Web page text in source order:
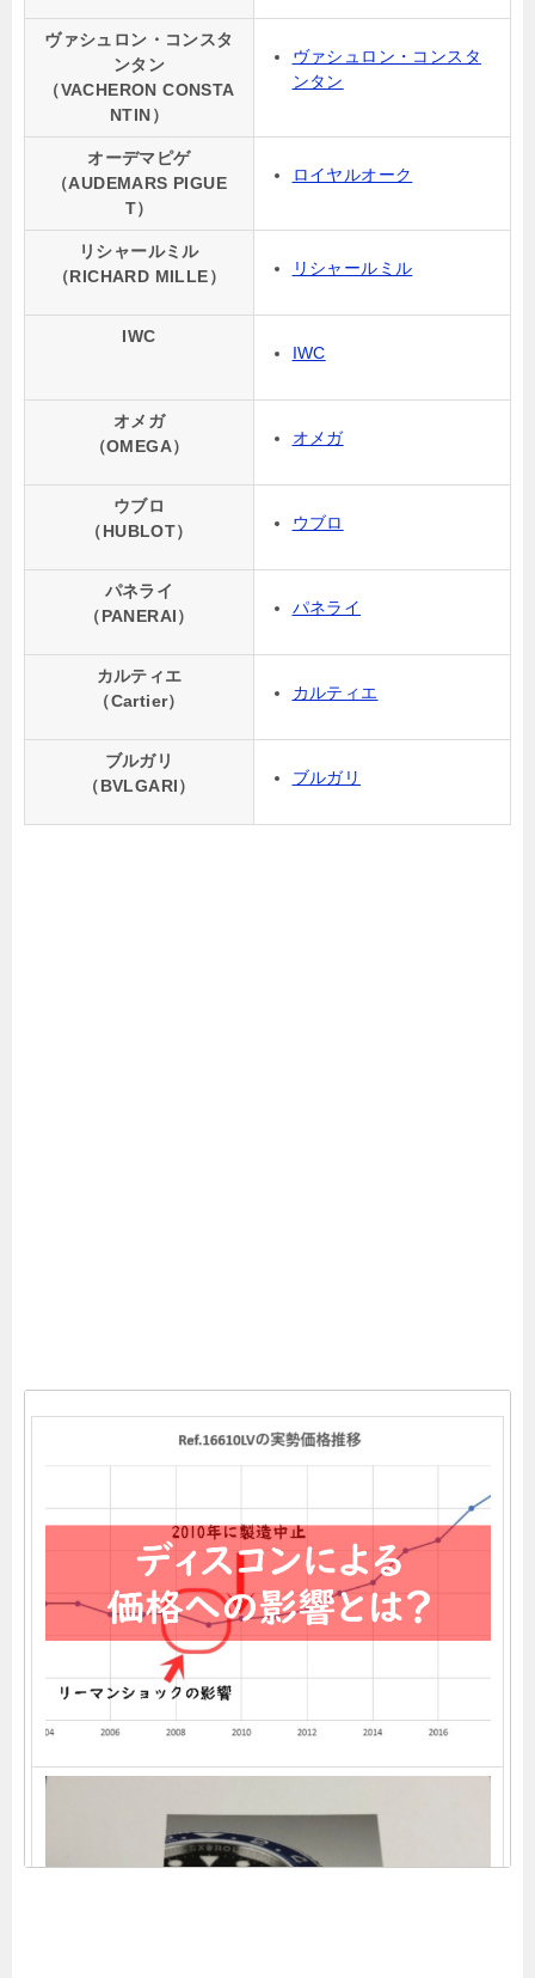
ヴァシュロン・コンスタ
ンタン
（VACHERON CONSTA
NTIN）
ヴァシュロン・コンスタ
ンタン
オーデマピゲ
（AUDEMARS PIGUE
T）
ロイヤルオーク
リシャールミル
（RICHARD MILLE）
リシャールミル
IWC
IWC
オメガ
（OMEGA）
オメガ
ウブロ
（HUBLOT）
ウブロ
パネライ
（PANERAI）
パネライ
カルティエ
（Cartier）
カルティエ
ブルガリ
（BVLGARI）
ブルガリ